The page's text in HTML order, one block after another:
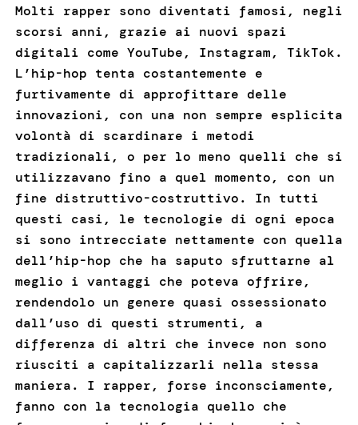
Molti rapper sono diventati famosi, negli
scorsi anni, grazie ai nuovi spazi
digitali come YouTube, Instagram, TikTok.
L’hip-hop tenta costantemente e
furtivamente di approfittare delle
innovazioni, con una non sempre esplicita
volontà di scardinare i metodi
tradizionali, o per lo meno quelli che si
utilizzavano fino a quel momento, con un
fine distruttivo-costruttivo. In tutti
questi casi, le tecnologie di ogni epoca
si sono intrecciate nettamente con quella
dell’hip-hop che ha saputo sfruttarne al
meglio i vantaggi che poteva offrire,
rendendolo un genere quasi ossessionato
dall’uso di questi strumenti, a
differenza di altri che invece non sono
riusciti a capitalizzarli nella stessa
maniera. I rapper, forse inconsciamente,
fanno con la tecnologia quello che